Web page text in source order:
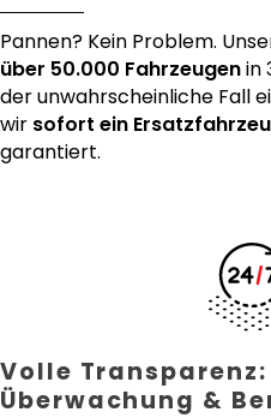
Pannen? Kein Problem.
über 50.000 Fahrzeugenin
der unwahrscheinliche Fall
wir sofort ein
garantiert.
Volle Transparenz:
Überwachung &